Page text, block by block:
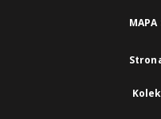
MAPA